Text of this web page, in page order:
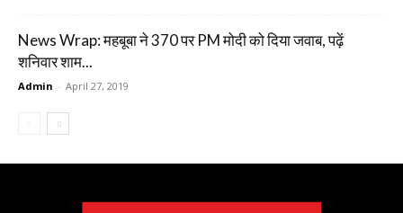
News Wrap: महबूबा ने 370 पर PM मोदी को दिया जवाब, पढ़ें
शनिवार शाम...
Admin - April 27, 2019